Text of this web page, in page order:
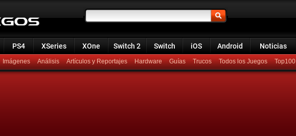
PS4 XSeries XOne Switch 2 Switch iOS Android Noticias
Imágenes Análisis Artículos y Reportajes Hardware Guías Trucos Todos los Juegos Top100